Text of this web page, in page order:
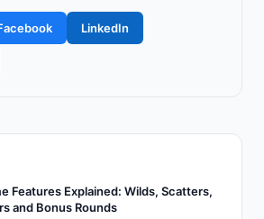
LinkedIn
Features Explained: Wilds, Scatters,
and Bonus Rounds